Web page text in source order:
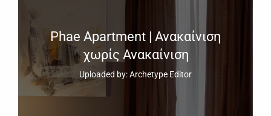
Phae Apartment | Ανακαίνιση
χωρίς Ανακαίνιση
Uploaded by: Archetype Editor